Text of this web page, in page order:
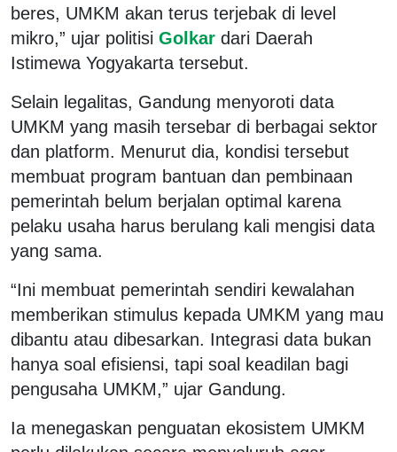
beres, UMKM akan terus terjebak di level
mikro,” ujar politisi Golkar dari Daerah
Istimewa Yogyakarta tersebut.
Selain legalitas, Gandung menyoroti data
UMKM yang masih tersebar di berbagai sektor
dan platform. Menurut dia, kondisi tersebut
membuat program bantuan dan pembinaan
pemerintah belum berjalan optimal karena
pelaku usaha harus berulang kali mengisi data
yang sama.
“Ini membuat pemerintah sendiri kewalahan
memberikan stimulus kepada UMKM yang mau
dibantu atau dibesarkan. Integrasi data bukan
hanya soal efisiensi, tapi soal keadilan bagi
pengusaha UMKM,” ujar Gandung.
Ia menegaskan penguatan ekosistem UMKM